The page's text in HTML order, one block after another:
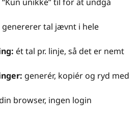
genererer tal jævnt i hele
ét tal pr. linje, så det er nemt
generér, kopiér og ryd med
browser, ingen login